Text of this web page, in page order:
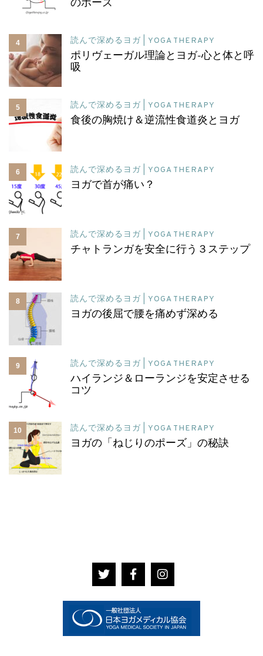
4 読んで深めるヨガ | YOGA THERAPY
ポリヴェーガル理論とヨガ-心と体と呼
吸
5 読んで深めるヨガ | YOGA THERAPY
食後の胸焼け＆逆流性食道炎とヨガ
6 読んで深めるヨガ | YOGA THERAPY
ヨガで首が痛い？
7 読んで深めるヨガ | YOGA THERAPY
チャトランガを安全に行う３ステップ
8 読んで深めるヨガ | YOGA THERAPY
ヨガの後屈で腰を痛めず深める
9 読んで深めるヨガ | YOGA THERAPY
ハイランジ＆ローランジを安定させる
コツ
10 読んで深めるヨガ | YOGA THERAPY
ヨガの「ねじりのポーズ」の秘訣